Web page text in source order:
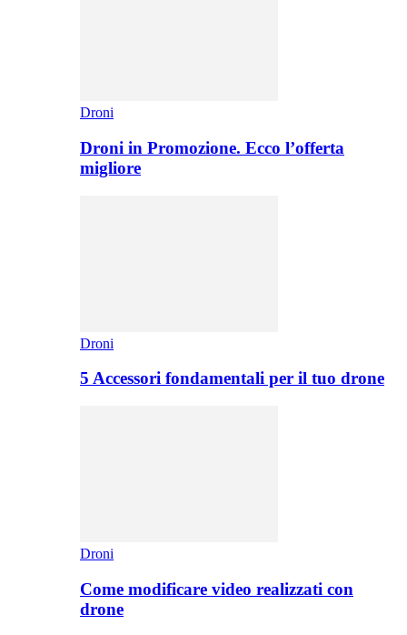
Droni
Droni in Promozione. Ecco l’offerta
migliore
Droni
5 Accessori fondamentali per il tuo drone
Droni
Come modificare video realizzati con
drone